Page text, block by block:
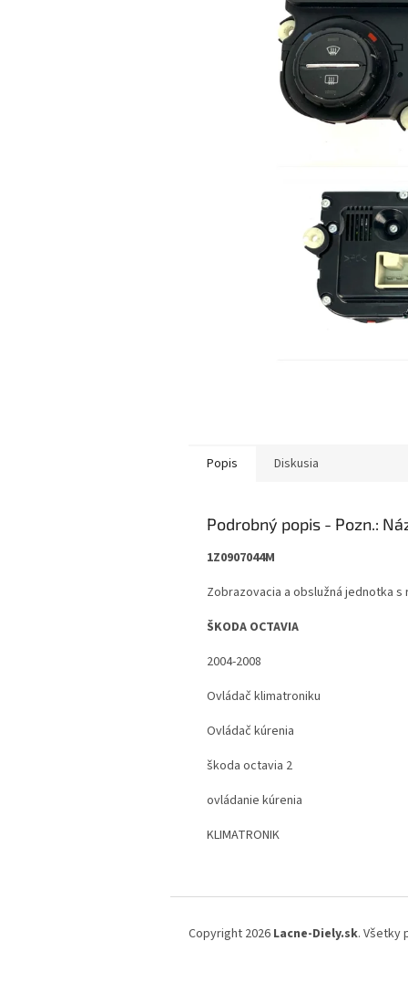
Popis Diskusia
Podrobný popis
1Z0907044M
Zobrazovacia a obslužná jednotka
ŠKODA OCTAVIA
2004-2008
Ovládač klimatroniku
Ovládač kúrenia
škoda octavia 2
ovládanie kúrenia
KLIMATRONIK
Copyright 2026 Lacne-Diely.sk. Všetky